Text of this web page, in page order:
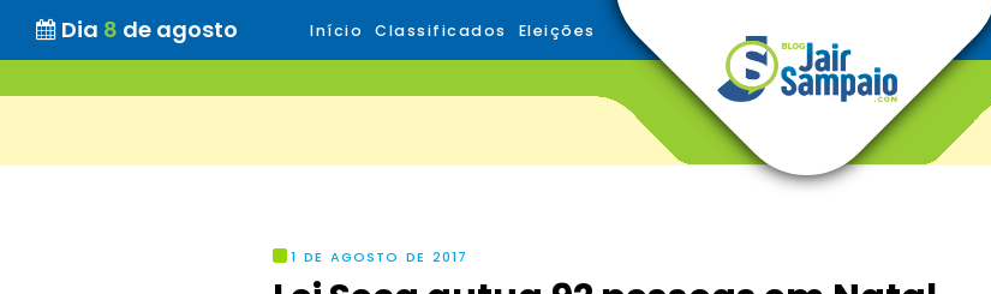
Dia 8 de agosto Início Classificados Eleições
1 DE AGOSTO DE 2017